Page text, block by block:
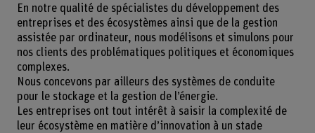
En notre qualité de spécialistes du développement des
entreprises et des écosystèmes ainsi que de la gestion
assistée par ordinateur, nous modélisons et simulons pour
nos clients des problématiques politiques et économiques
complexes.
Nous concevons par ailleurs des systèmes de conduite
pour le stockage et la gestion de l’énergie.
Les entreprises ont tout intérêt à saisir la complexité de
leur écosystème en matière d’innovation à un stade